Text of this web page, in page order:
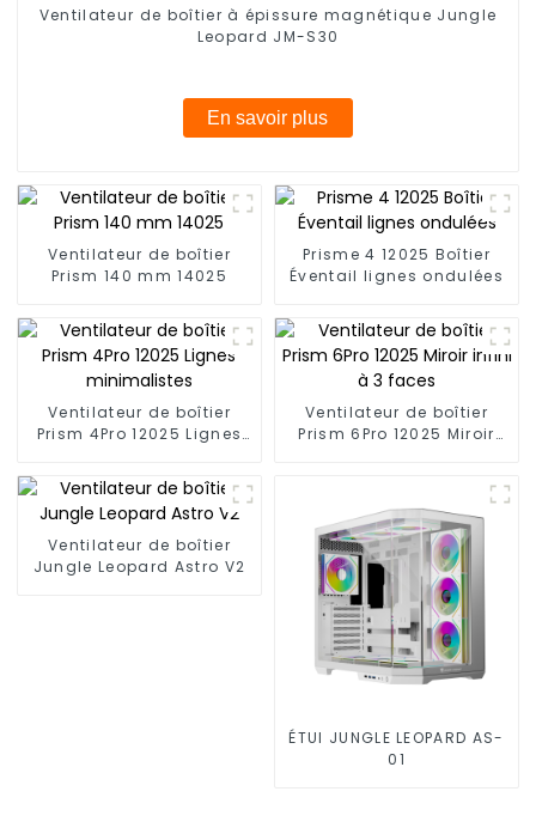
Ventilateur de boîtier à épissure magnétique Jungle
Leopard JM-S30
En savoir plus
Ventilateur de boîtier
Prism 140 mm 14025
Prisme 4 12025 Boîtier
Éventail lignes ondulées
Ventilateur de boîtier
Prism 4Pro 12025 Lignes
Ventilateur de boîtier
Prism 6Pro 12025 Miroir
Ventilateur de boîtier
Jungle Leopard Astro V2
ÉTUI JUNGLE LEOPARD AS-
01